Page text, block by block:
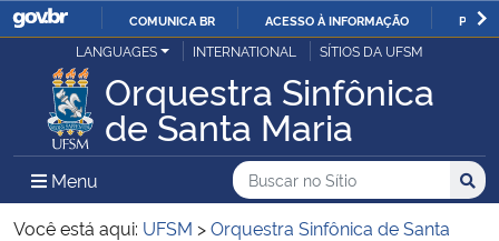
IR
PARA
CONTEÚDO
COMUNICA BR ACESSO À INFORMAÇÃO
Ministério da Justiça e Segurança Pública
Ministério da Defesa
Ministério das Relações Exteriores
LANGUAGES INTERNATIONAL SÍTIOS DA UFSM
Orquestra Sinfônica
de Santa Maria
Menu Menu Principal do Sítio
Busca
Buscar no no Sítio
Busca:
Você está aqui: UFSM >Orquestra Sinfônica de Santa